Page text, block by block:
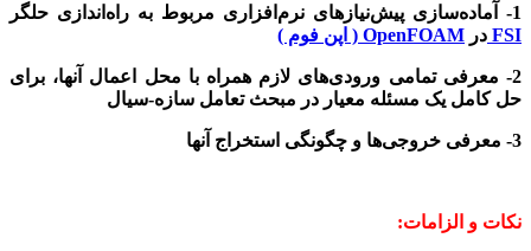
1- آماده‌سازی پیش‌نیازهای نرم‌افزاری مربوط به راه‌اندازی حلگر
FSI در OpenFOAM ( اپن فوم )
2- معرفی تمامی ورودی‌های لازم همراه با محل اعمال آنها، برای
حل کامل یک مسئله معیار در مبحث تعامل سازه-سیال
3- معرفی خروجی‌ها و چگونگی استخراج آنها
نکات و الزامات: